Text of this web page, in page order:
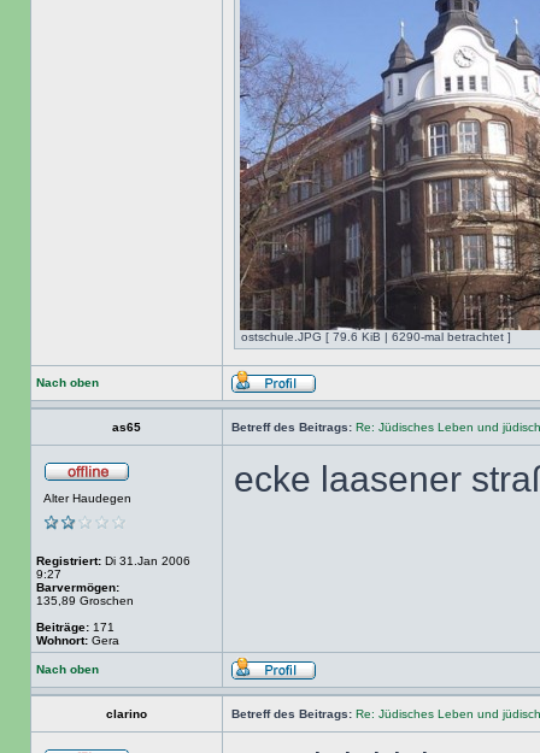
ostschule.JPG [ 79.6 KiB | 6290-mal betrachtet ]
Nach oben
as65 Betreff des Beitrags: Re: Jüdisches Leben und
Alter Haudegen
Registriert: Di 31.Jan 2006
9:27
Barvermögen:
135,89 Groschen
Beiträge: 171
Wohnort: Gera
ecke laasener
Nach oben
clarino Betreff des Beitrags: Re: Jüdisches Leben und